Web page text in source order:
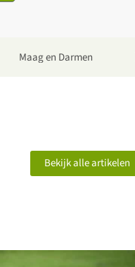
Maag en Darmen
Bekijk alle artikelen